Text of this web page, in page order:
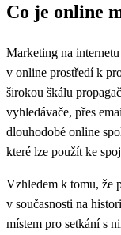
Co je online
Marketing na
v online prostředí k
širokou škálu
vyhledávače, přes
dlouhodobé online
které lze použít ke
Vzhledem k tomu, že
v současnosti na
místem pro setkání s